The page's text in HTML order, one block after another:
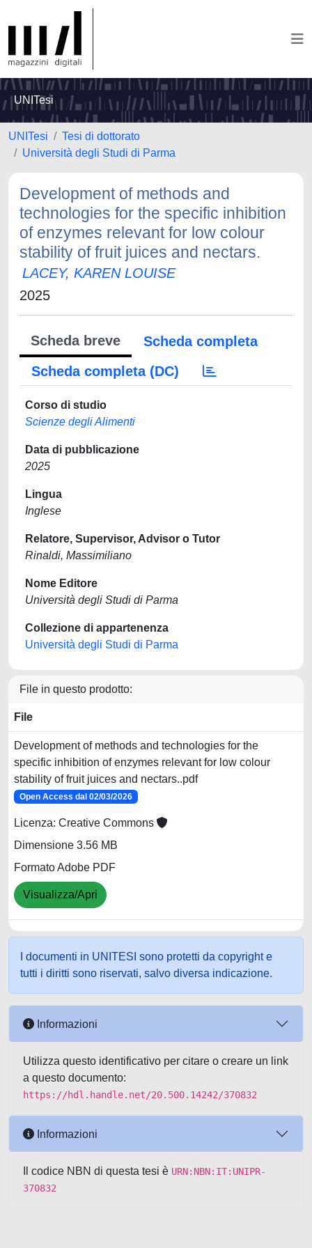
UNITesi
UNITesi
Tesi di dottorato
Università degli Studi di Parma
Development of methods and
technologies for the specific inhibition
of enzymes relevant for low colour
stability of fruit juices and nectars.
LACEY, KAREN LOUISE
2025
Scheda breve
Scheda completa
Scheda completa (DC)
Corso di studio
Scienze degli Alimenti
Data di pubblicazione
2025
Lingua
Inglese
Relatore, Supervisor, Advisor o Tutor
Rinaldi, Massimiliano
Nome Editore
Università degli Studi di Parma
Collezione di appartenenza
Università degli Studi di Parma
File in questo prodotto:
File
Development of methods and technologies for the
specific inhibition of enzymes relevant for low colour
stability of fruit juices and nectars..pdf
Open Access dal 02/03/2026
Licenza: Creative Commons
Dimensione 3.56 MB
Formato Adobe PDF
Visualizza/Apri
I documenti in UNITESI sono protetti da copyright e
tutti i diritti sono riservati, salvo diversa indicazione.
Informazioni
Utilizza questo identificativo per citare o creare un link
a questo documento:
https://hdl.handle.net/20.500.14242/370832
Informazioni
Il codice NBN di questa tesi è URN:NBN:IT:UNIPR-
370832